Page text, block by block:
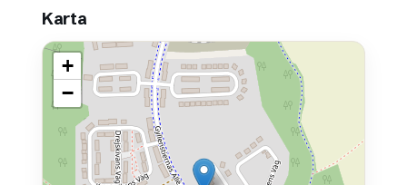
Karta
+
−